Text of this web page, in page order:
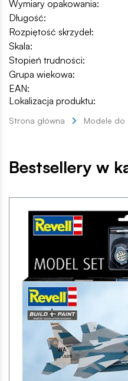
Wymiary opakowania:
Długość:
Rozpiętość skrzydeł:
Skala:
Stopień trudności:
Grupa wiekowa:
EAN:
Lokalizacja produktu:
Strona główna Modele do
Bestsellery w